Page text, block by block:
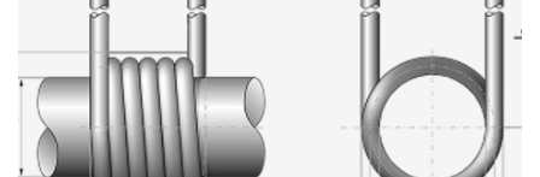
Přihlásit se
CZK
Nákupní seznam